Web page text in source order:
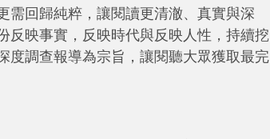
需回歸純粹，讓閱讀更清澈、真實與深
反映事實，反映時代與反映人性，持續挖
度調查報導為宗旨，讓閱聽大眾獲取最完